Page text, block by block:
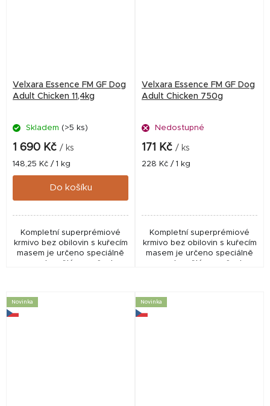
Velxara Essence FM GF Dog
Adult Chicken 11,4kg
Skladem (>5 ks)
1 690 Kč / ks
Měrná
cena:
148,25 Kč / 1 kg
Do košíku
Kompletní superprémiové
krmivo bez obilovin s kuřecím
masem je určeno speciálně
Velxara Essence FM GF Dog
Adult Chicken 750g
Nedostupné
171 Kč / ks
Měrná
228 Kč / 1 kg
Kompletní superprémiové
krmivo bez obilovin s kuřecím
masem je určeno speciálně
Novinka Novinka